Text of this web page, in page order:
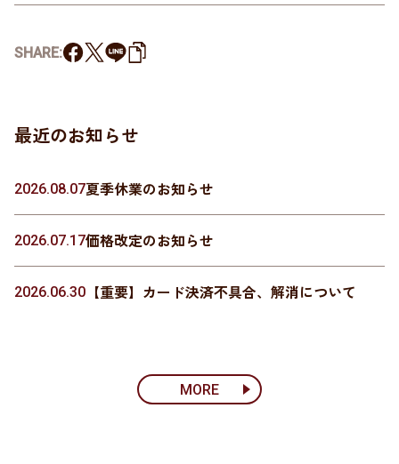
SHARE:
最近のお知らせ
2026.08.07夏季休業のお知らせ
2026.07.17価格改定のお知らせ
2026.06.30 【重要】カード決済不具合、解消について
MORE